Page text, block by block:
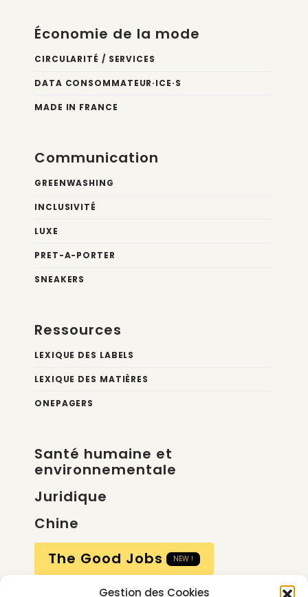
Gestion des Cookies
Économie de la mode
CIRCULARITÉ / SERVICES
DATA CONSOMMATEUR·ICE·S
MADE IN FRANCE
Communication
GREENWASHING
INCLUSIVITÉ
LUXE
PRET-A-PORTER
SNEAKERS
Ressources
LEXIQUE DES LABELS
LEXIQUE DES MATIÈRES
ONEPAGERS
Santé humaine et
environnementale
Juridique
Chine
The Good Jobs
NEW !